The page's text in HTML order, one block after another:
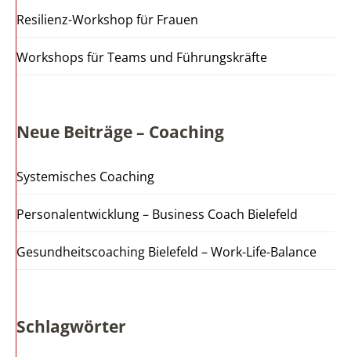
Resilienz-Workshop für Frauen
Workshops für Teams und Führungskräfte
Neue Beiträge – Coaching
Systemisches Coaching
Personalentwicklung – Business Coach Bielefeld
Gesundheitscoaching Bielefeld – Work-Life-Balance
Schlagwörter